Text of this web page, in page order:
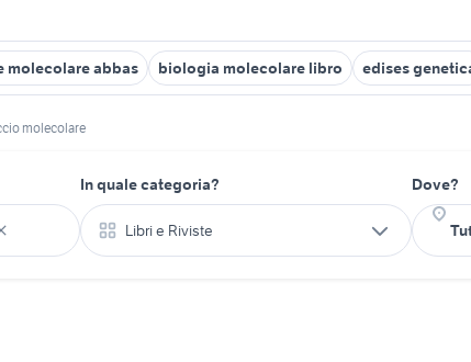
molecolare abbas biologia molecolare libro edises
molecolare
In quale categoria?
Libri e Riviste
Dove?